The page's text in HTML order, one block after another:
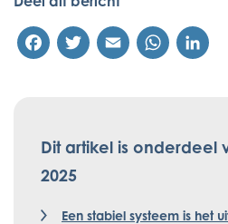
FacebookTwitterEmail
Dit artikel is onderdeel
2025
Een stabiel systeem is het